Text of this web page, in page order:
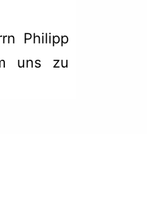
Philipp
uns zu